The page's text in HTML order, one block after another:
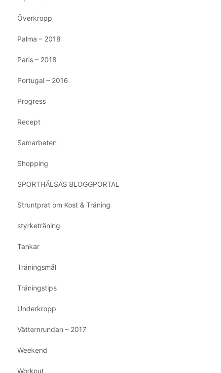
Överkropp
Palma – 2018
Paris – 2018
Portugal – 2016
Progress
Recept
Samarbeten
Shopping
SPORTHÄLSAS BLOGGPORTAL
Struntprat om Kost & Träning
styrketräning
Tankar
Träningsmål
Träningstips
Underkropp
Vätternrundan – 2017
Weekend
Workout